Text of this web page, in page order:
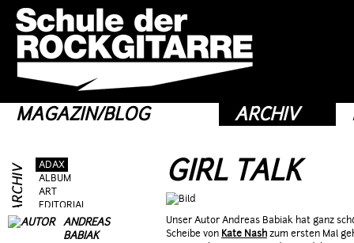
MAGAZIN/BLOG ARCHIV
ADAX
ALBUM
ART
EDITORIAL
FRAG AS
GIRL TALK
ANDREAS
BABIAK
Unser Autor Andreas Babiak hat ganz
Scheibe von Kate Nashzum ersten Mal